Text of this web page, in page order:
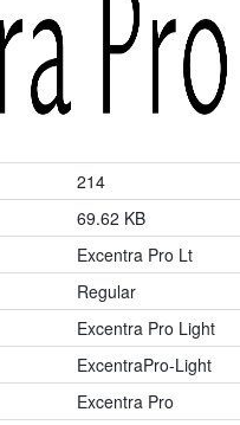
214
69.62 KB
Excentra Pro Lt
Regular
Excentra Pro Light
ExcentraPro-Light
Excentra Pro